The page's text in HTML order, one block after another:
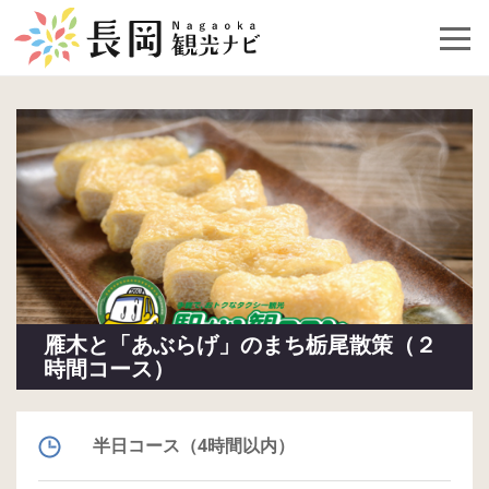
雁木と「あぶらげ」のまち栃尾散策（２
時間コース）
半日コース（4時間以内）